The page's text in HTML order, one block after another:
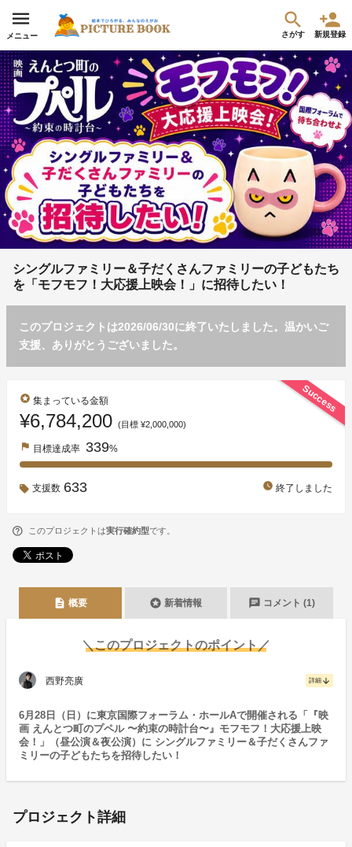
メニュー さがす 新規登録
シングルファミリー＆子だくさんファミリーの子どもたち
を「モフモフ！大応援上映会！」に招待したい！
このプロジェクトは2026/06/30に終了いたしました。温かいご
支援、ありがとうございました。
Success
stars 集まっている金額
¥6,784,200 (目標 ¥2,000,000)
flag 目標達成率 339%
支援数 633 watch_later 終了しました
このプロジェクトは実行確約型です。
description 概要 stars 新着情報 chat コメント (1)
＼このプロジェクトのポイント／
西野亮廣 詳細 arrow_downward
6月28日（日）に東京国際フォーラム・ホールAで開催される「『映
画 えんとつ町のプペル 〜約束の時計台〜』モフモフ！大応援上映
会！」（昼公演＆夜公演）に シングルファミリー＆子だくさんファ
ミリーの子どもたちを招待したい！
プロジェクト詳細